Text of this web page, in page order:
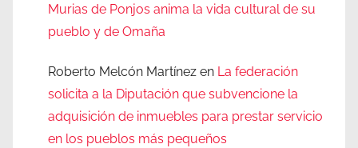
Murias de Ponjos anima la vida cultural de su
pueblo y de Omaña
Roberto Melcón Martínez en La federación
solicita a la Diputación que subvencione la
adquisición de inmuebles para prestar servicio
en los pueblos más pequeños